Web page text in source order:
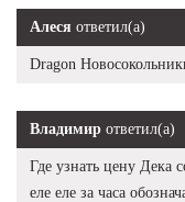
Алеся ответил(а)
Dragon
Владимир ответил(а)
Где узнать цену Дека
еле еле за часа